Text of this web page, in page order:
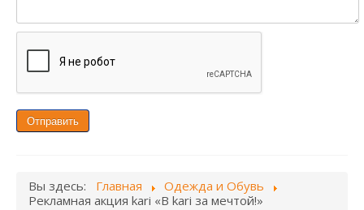
Отправить
Вы здесь: Главная
Одежда и Обувь
Рекламная акция kari «В kari за мечтой!»